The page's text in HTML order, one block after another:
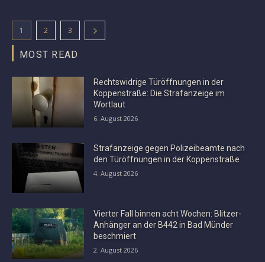
1 2 3
MOST READ
Rechtswidrige Türöffnungen in der
Koppenstraße: Die Strafanzeige im
Wortlaut
6. August 2026
Strafanzeige gegen Polizeibeamte nach
den Türöffnungen in der Koppenstraße
4. August 2026
Vierter Fall binnen acht Wochen: Blitzer-
Anhänger an der B442 in Bad Münder
beschmiert
2. August 2026